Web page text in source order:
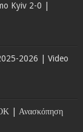
Kyiv 2-0 |
2026 | Video
| Ανασκόπηση